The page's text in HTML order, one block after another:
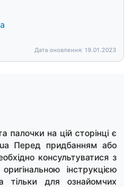
Дата оновлення: 19.01.2023
палочки на цій сторінці є
Перед придбанням або
консультуватися з
інструкцією
тільки для ознайомчих